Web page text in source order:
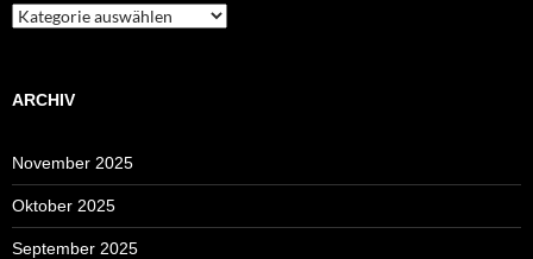
Kategorien
ARCHIV
November 2025
Oktober 2025
September 2025